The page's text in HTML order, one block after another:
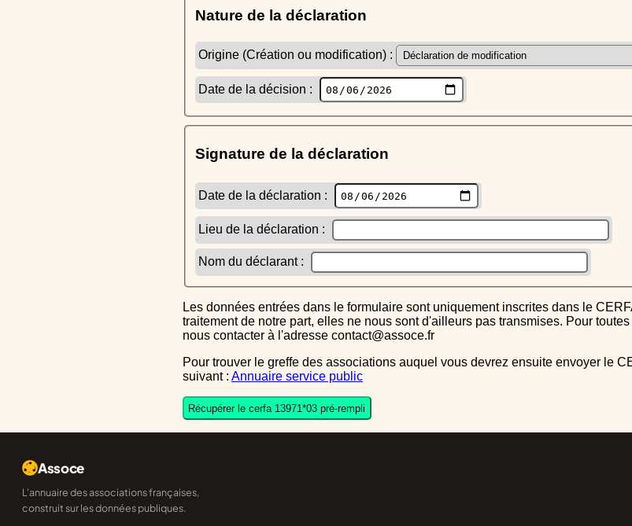
Nature de la déclaration
Origine (Création ou modification) :
Date de la décision :
Signature de la déclaration
Date de la déclaration :
Lieu de la déclaration :
Nom du déclarant :
Les données entrées dans le formulaire sont uniquement inscrites dans le CERFA généré, elles ne font l'objet d'aucun autre
traitement de notre part, elles ne nous sont d'ailleurs pas transmises. Pour
nous contacter à l'adresse contact@assoce.fr
Pour trouver le greffe des associations auquel vous devrez ensuite envoyer le CERFA completé, reportez-vous sur l'annuaire
suivant : Annuaire service public
Récupérer le cerfa 13971*03 pré-rempli
Assoce
L'annuaire des associations françaises,
construit sur les données publiques.